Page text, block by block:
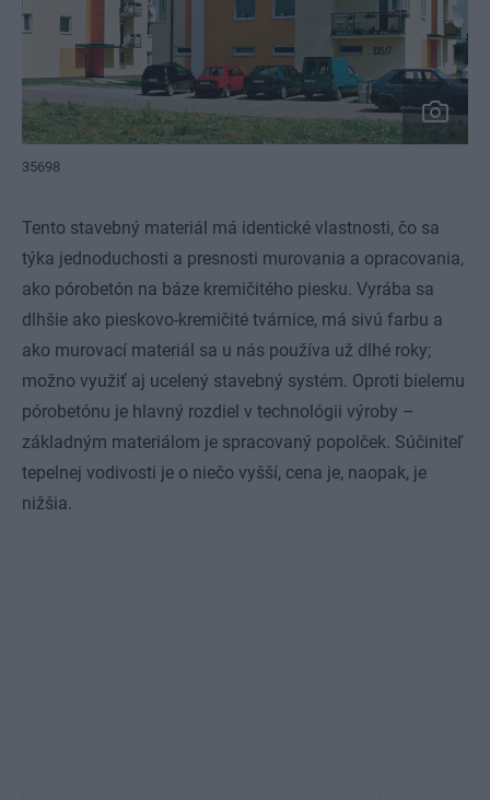
35698
Tento stavebný materiál má identické vlastnosti, čo sa
týka jednoduchosti a presnosti murovania a opracovania,
ako pórobetón na báze kremičitého piesku. Vyrába sa
dlhšie ako pieskovo-kremičité tvárnice, má sivú farbu a
ako murovací materiál sa u nás používa už dlhé roky;
možno využiť aj ucelený stavebný systém. Oproti bielemu
pórobetónu je hlavný rozdiel v technológii výroby –
základným materiálom je spracovaný popolček. Súčiniteľ
tepelnej vodivosti je o niečo vyšší, cena je, naopak, je
nižšia.